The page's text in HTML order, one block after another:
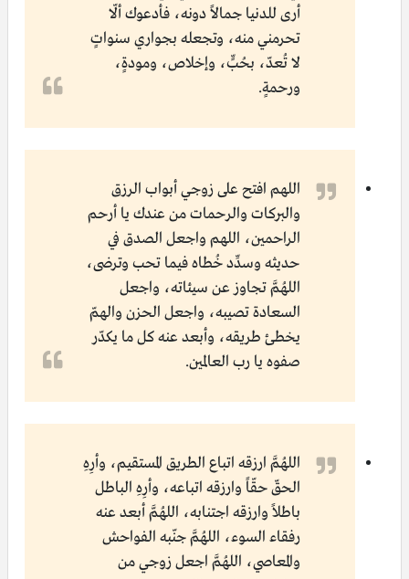
أرى للدنيا جمالاً دونه، فأدعوك ألّا
تحرمني منه، وتجعله بجواري سنواتٍ
لا تُعدّ، بحُبٍّ، وإخلاص، ومودةٍ،
ورحمةٍ.
اللهم افتح على زوجي أبواب الرزق
والبركات والرحمات من عندك يا أرحم
الراحمين، اللهم واجعل الصدق في
حديثه وسدِّد خُطاه فيما تحب وترضى،
اللهُمَّ تجاوز عن سيئاته، واجعل
السعادة تصيبه، واجعل الحزن والهمّ
يخطئ طريقه، وأبعد عنه كل ما يكدّر
صفوه يا رب العالمين.
اللهُمَّ ارزقه اتباع الطريق المستقيم، وأرِهِ
الحقّ حقّاً وارزقه اتباعه، وأرِهِ الباطل
باطلاً وارزقه اجتنابه، اللهُمَّ أبعد عنه
رفقاء السوء، اللهُمَّ جنّبه الفواحش
والمعاصي، اللهُمَّ اجعل زوجي من